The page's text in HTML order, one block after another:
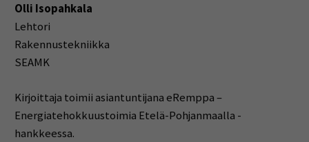
Olli Isopahkala
Lehtori
Rakennustekniikka
SEAMK
Kirjoittaja toimii asiantuntijana eRemppa –
Energiatehokkuustoimia Etelä-Pohjanmaalla -
hankkeessa.